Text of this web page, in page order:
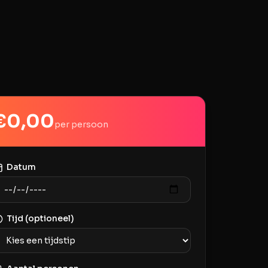
0,00per persoon
Datum
Tijd (optioneel)